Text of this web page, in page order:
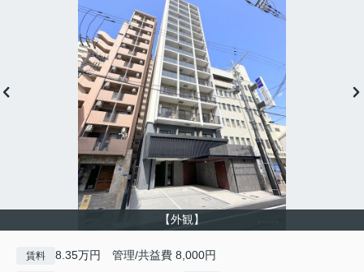
【外観】
賃料 8.35万円 管理/共益費 8,000円